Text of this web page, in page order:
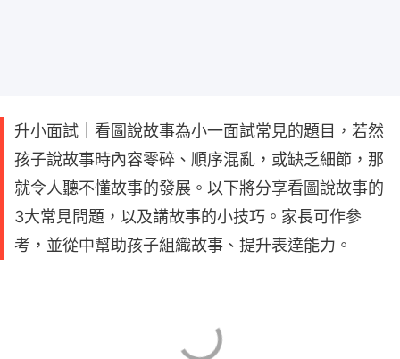
升小面試｜看圖說故事為小一面試常見的題目，若然
孩子說故事時內容零碎、順序混亂，或缺乏細節，那
就令人聽不懂故事的發展。以下將分享看圖說故事的
3大常見問題，以及講故事的小技巧。家長可作參
考，並從中幫助孩子組織故事、提升表達能力。